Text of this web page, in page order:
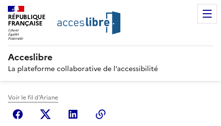
RÉPUBLIQUE
FRANÇAISE
Acceslibre
La plateforme collaborative de l’accessibilité
Voir le fil d'Ariane
FacebookX (anciennement Twitter)
Linkedin